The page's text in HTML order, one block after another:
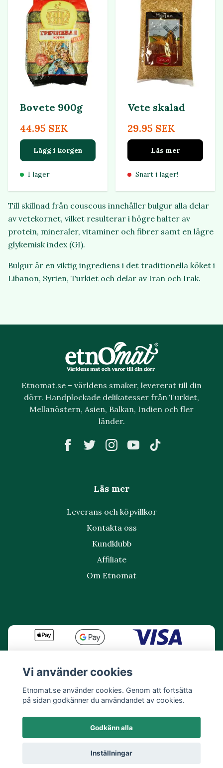
Bovete 900g
44.95 SEK
Lägg i korgen
I lager
Vete skalad
29.95 SEK
Läs mer
Snart i lager!
Till skillnad från couscous innehåller bulgur alla delar
av vetekornet, vilket resulterar i högre halter av
protein, mineraler, vitaminer och fibrer samt en lägre
glykemisk index (GI).
Bulgur är en viktig ingrediens i det traditionella köket i
Libanon, Syrien, Turkiet och delar av Iran och Irak.
Etnomat.se – världens smaker, levererat till din
dörr. Handplockade delikatesser från Turkiet,
Mellanöstern, Asien, Balkan, Indien och fler
länder.
Läs mer
Leverans och köpvillkor
Kontakta oss
Kundklubb
Affiliate
Om Etnomat
© 2026 Etnomat
Vi använder cookies
Etnomat.se använder cookies. Genom att fortsätta
på sidan godkänner du användandet av cookies.
Godkänn alla
Inställningar